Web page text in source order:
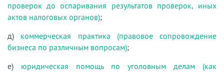
проверок до оспаривания результатов проверок, иных
актов налоговых органов);
д) коммерческая практика (правовое сопровождение
бизнеса по различным вопросам);
е) юридическая помощь по уголовным делам (как